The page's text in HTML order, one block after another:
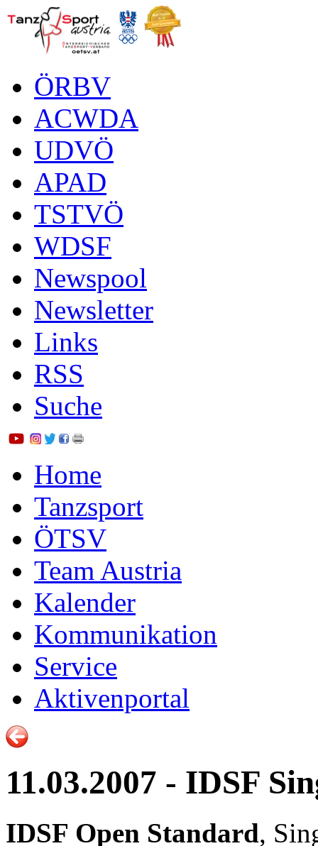
ÖRBV
ACWDA
UDVÖ
APAD
TSTVÖ
WDSF
Newspool
Newsletter
Links
RSS
Suche
Home
Tanzsport
ÖTSV
Team Austria
Kalender
Kommunikation
Service
Aktivenportal
11.03.2007 - IDSF
IDSF Open Standard,